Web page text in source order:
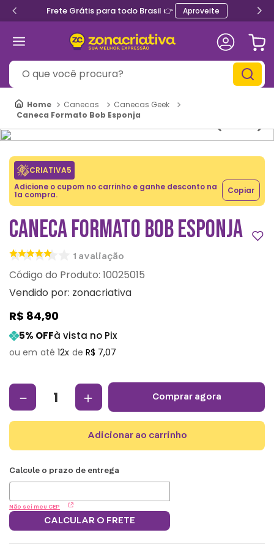
Frete Grátis para todo Brasil 👉 Aproveite
O que você procura?
Canecas
Canecas Geek
Caneca Formato Bob Esponja
CRIATIVA5
Adicione o cupom no carrinho e ganhe desconto na
1a compra. Copiar
CANECA FORMATO BOB ESPONJA
1 avaliação
: 10025015
Vendido por: zonacriativa
R$ 84,90
5% OFFà vista no Pix
12 R$ 7,07
＋
－ comprar agora
adicionar ao carrinho
Não sei meu CEP
CALCULAR O FRETE